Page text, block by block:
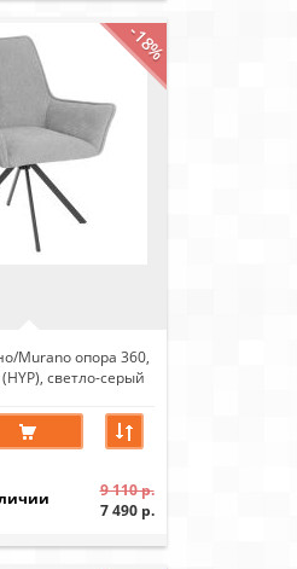
-18%
Murano опора 360,
светло-серый
9 110 р.
7 490 р.